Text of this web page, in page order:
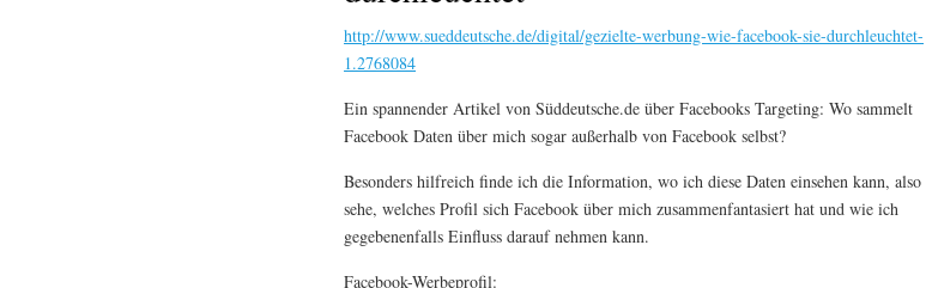
http://www.sueddeutsche.de/digital/gezielte-werbung-wie-facebook-sie-durchleuchtet-
1.2768084
Ein spannender Artikel von Süddeutsche.de über Facebooks Targeting: Wo sammelt
Facebook Daten über mich sogar außerhalb von Facebook selbst?
Besonders hilfreich finde ich die Information, wo ich diese Daten einsehen kann, also
sehe, welches Profil sich Facebook über mich zusammenfantasiert hat und wie ich
gegebenenfalls Einfluss darauf nehmen kann.
Facebook-Werbeprofil: